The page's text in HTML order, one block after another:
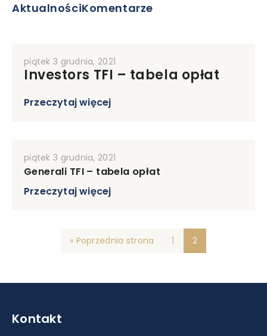
AktualnościKomentarze
piątek 3 grudnia, 2021
Investors TFI – tabela opłat
Przeczytaj więcej
piątek 3 grudnia, 2021
Generali TFI – tabela opłat
Przeczytaj więcej
« Poprzednia strona 1 2
Kontakt